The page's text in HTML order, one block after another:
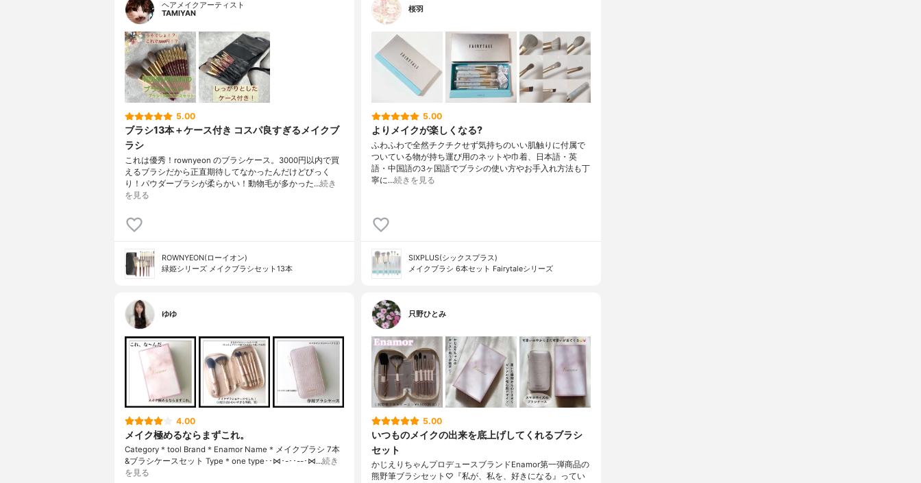
ヘアメイクアーティスト
TAMIYAN
5.00
ブラシ13本＋ケース付き コスパ良すぎるメイクブ
ラシ
これは優秀！rownyeon のブラシケース。3000円以内で買
えるブラシだから正直期待してなかったんだけどびっく
り！パウダーブラシが柔らかい！動物毛が多かった…続き
を見る
ROWNYEON(ローイオン)
緑姫シリーズ メイクブラシセット13本
桜羽
5.00
よりメイクが楽しくなる?
ふわふわで全然チクチクせず気持ちのいい肌触りに付属で
ついている物が持ち運び用のネットや巾着、日本語・英
語・中国語の3ヶ国語でブラシの使い方やお手入れ方法も丁
寧に…続きを見る
SIXPLUS(シックスプラス)
メイクブラシ 6本セット Fairytaleシリーズ
ゆゆ
4.00
メイク極めるならまずこれ。
Category＊tool Brand＊Enamor Name＊メイクブラシ 7本
&ブラシケースセット Type＊one type ･･⋈･-･･--･⋈…続き
を見る
只野ひとみ
5.00
いつものメイクの出来を底上げしてくれるブラシ
セット
かじえりちゃんプロデュースブランドEnamor第一弾商品の
熊野筆ブラシセット♡『私が、私を、好きになる』ってい